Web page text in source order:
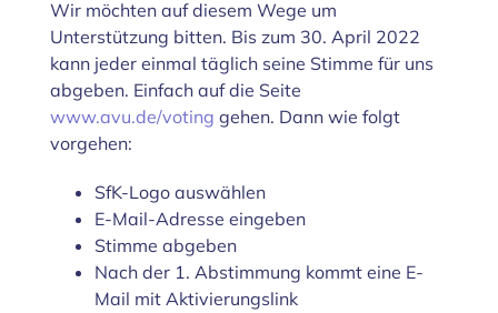
Wir möchten auf diesem Wege um
Unterstützung bitten. Bis zum 30. April 2022
kann jeder einmal täglich seine Stimme für uns
abgeben. Einfach auf die Seite
www.avu.de/voting gehen. Dann wie folgt
vorgehen:
SfK-Logo auswählen
E-Mail-Adresse eingeben
Stimme abgeben
Nach der 1. Abstimmung kommt eine E-
Mail mit Aktivierungslink